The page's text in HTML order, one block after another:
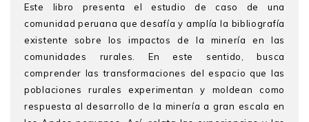
Este libro presenta el estudio de caso de una
comunidad peruana que desafía y amplía la bibliografía
existente sobre los impactos de la minería en las
comunidades rurales. En este sentido, busca
comprender las transformaciones del espacio que las
poblaciones rurales experimentan y moldean como
respuesta al desarrollo de la minería a gran escala en